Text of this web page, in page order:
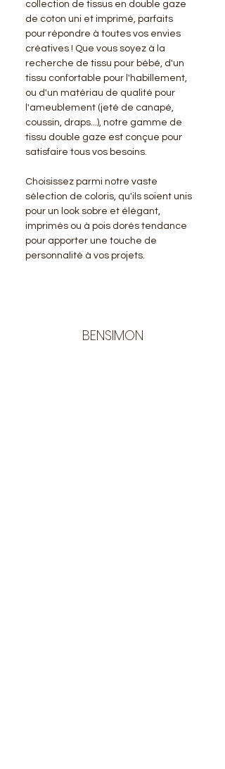
collection de tissus en double gaze
de coton uni et imprimé, parfaits
pour répondre à toutes vos envies
créatives ! Que vous soyez à la
recherche de tissu pour bébé, d'un
tissu confortable pour l'habillement,
ou d'un matériau de qualité pour
l'ameublement (jeté de canapé,
coussin, draps...), notre gamme de
tissu double gaze est conçue pour
satisfaire tous vos besoins.
Choisissez parmi notre vaste
sélection de coloris, qu'ils soient unis
pour un look sobre et élégant,
imprimés ou à pois dorés tendance
pour apporter une touche de
personnalité à vos projets.
BENSIMON